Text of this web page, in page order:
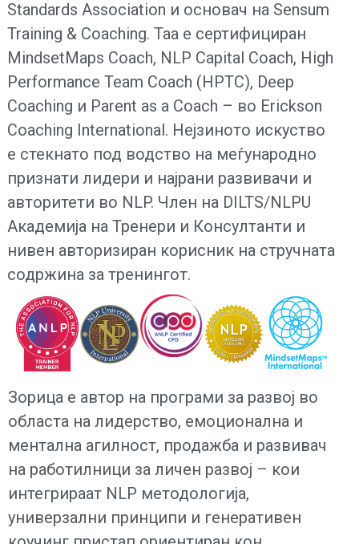
Standards Association и основач на Sensum
Training & Coaching. Таа е сертифициран
MindsetMaps Coach, NLP Capital Coach, High
Performance Team Coach (HPTC), Deep
Coaching и Parent as a Coach – во Erickson
Coaching International. Нејзиното искуство
е стекнато под водство на меѓународно
признати лидери и најрани развивачи и
авторитети во NLP. Член на DILTS/NLPU
Академија на Тренери и Консултанти и
нивен авторизиран корисник на стручната
содржина за тренингот.
Зорица е автор на програми за развој во
областа на лидерство, емоционална и
ментална агилност, продажба и развивач
на работилници за личен развој – кои
интегрираат NLP методологија,
универзални принципи и генеративен